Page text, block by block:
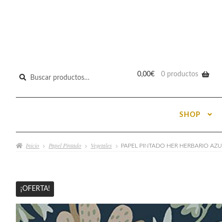
Buscar
0,00€ 0 productos
SHOP
Inicio Papel Pintado Vegetales PAPEL PINTADO HER HERBARIO
¡OFERTA!